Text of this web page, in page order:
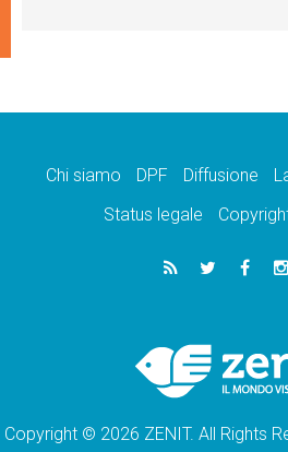
Chi siamo DPF Diffusione
Status legale
Copyright © 2026 ZENIT. All Rights